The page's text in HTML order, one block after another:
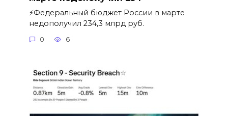
⚡️Федеральный бюджет России в марте
недополучил 234,3 млрд руб.
0 6